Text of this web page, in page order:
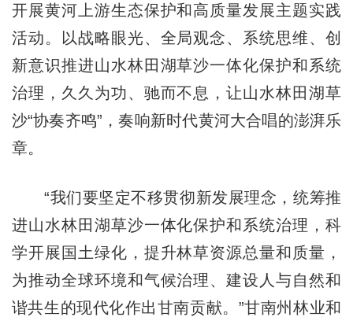
开展黄河上游生态保护和高质量发展主题实践
活动。以战略眼光、全局观念、系统思维、创
新意识推进山水林田湖草沙一体化保护和系统
治理，久久为功、驰而不息，让山水林田湖草
沙“协奏齐鸣”，奏响新时代黄河大合唱的澎湃乐
章。
“我们要坚定不移贯彻新发展理念，统筹推
进山水林田湖草沙一体化保护和系统治理，科
学开展国土绿化，提升林草资源总量和质量，
为推动全球环境和气候治理、建设人与自然和
谐共生的现代化作出甘南贡献。”甘南州林业和